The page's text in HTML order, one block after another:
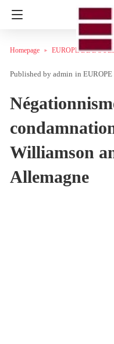
Homepage EUROPE DE
admin in
Williamson
Allemagne